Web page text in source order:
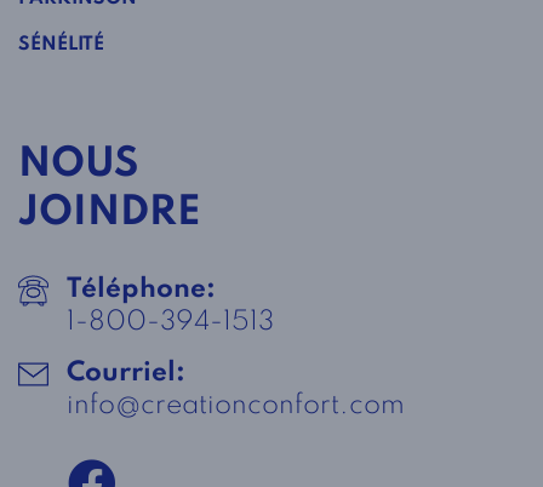
SÉNÉLITÉ
NOUS
JOINDRE
Téléphone:
1-800-394-1513
Courriel:
info@creationconfort.com